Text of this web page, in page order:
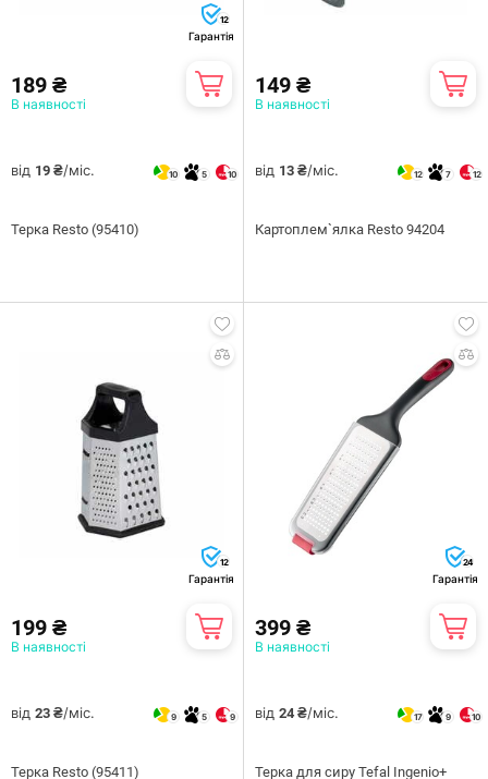
12
Гарантія
189 ₴
В наявності
від 19 ₴/міс. 10 5 10
Терка Resto (95410)
149 ₴
В наявності
від 13 ₴/міс. 12 7 12
Картоплем`ялка Resto 94204
12
Гарантія
199 ₴
В наявності
від 23 ₴/міс. 9 5 9
Терка Resto (95411)
24
Гарантія
399 ₴
В наявності
від 24 ₴/міс. 17 9 10
Терка для сиру Tefal Ingenio+